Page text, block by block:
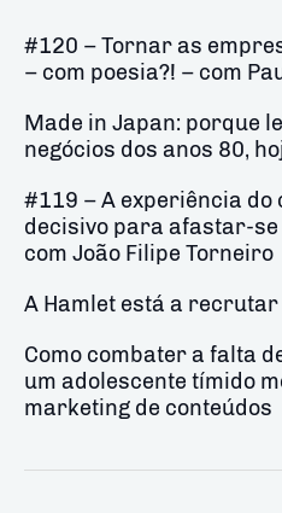
#120 – Tornar as
– com poesia?! – com
Made in Japan: porque
negócios dos anos 80,
#119 – A experiência do
decisivo para afastar-
com João Filipe Torneiro
A Hamlet está a recrutar
Como combater a falta
um adolescente tímido
marketing de conteúdos